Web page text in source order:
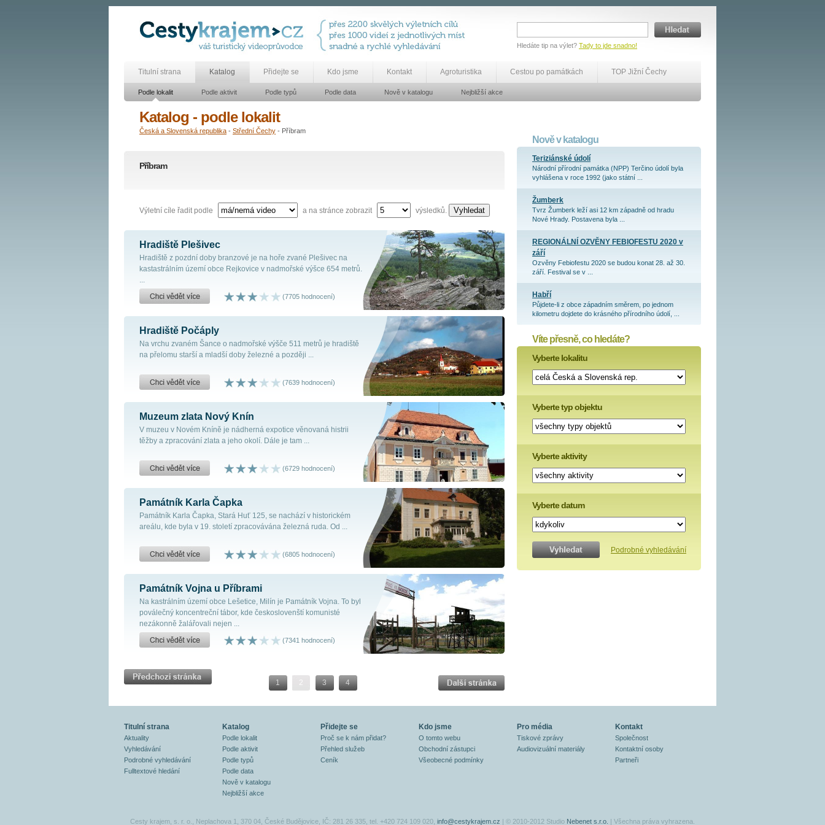
Hledáte tip na výlet? Tady to jde snadno!
Titulní strana Katalog Přidejte se Kdo jsme Kontakt Agroturistika Cestou po památkách TOP Jižní Čechy
Podle lokalit Podle aktivit Podle typů Podle data Nově v katalogu Nejbližší akce
Katalog - podle lokalit
Česká a Slovenská republika - Střední Čechy - Příbram
Příbram
Výletní cíle řadit podle a na stránce zobrazit výsledků. Vyhledat
Hradiště Plešivec
Hradiště z pozdní doby branzové je na hoře zvané Plešivec na
kastastrálním území obce Rejkovice v nadmořské výšce 654 metrů.
...
(7705 hodnocení)
Hradiště Počáply
Na vrchu zvaném Šance o nadmořské výšče 511 metrů je hradiště
na přelomu starší a mladší doby železné a později ...
(7639 hodnocení)
Muzeum zlata Nový Knín
V muzeu v Novém Kníně je nádherná expotice věnovaná histrii
těžby a zpracování zlata a jeho okolí. Dále je tam ...
(6729 hodnocení)
Památník Karla Čapka
Památník Karla Čapka, Stará Huť 125, se nachází v historickém
areálu, kde byla v 19. století zpracovávána železná ruda. Od ...
(6805 hodnocení)
Památník Vojna u Příbrami
Na kastrálním území obce Lešetice, Milín je Památník Vojna. To byl
poválečný koncentreční tábor, kde českoslovenští komunisté
nezákonně žalářovali nejen ...
(7341 hodnocení)
1 2 3 4
Nově v katalogu
Teriziánské údolí
Národní přírodní památka (NPP) Terčino údolí byla
vyhlášena v roce 1992 (jako státní ...
Žumberk
Tvrz Žumberk leží asi 12 km západně od hradu
Nové Hrady. Postavena byla ...
REGIONÁLNÍ OZVĚNY FEBIOFESTU 2020 v
září
Ozvěny Febiofestu 2020 se budou konat 28. až 30.
září. Festival se v ...
Habří
Půjdete-li z obce západním směrem, po jednom
kilometru dojdete do krásného přírodního údolí, ...
Víte přesně, co hledáte?
Vyberte lokalitu
Vyberte typ objektu
Vyberte aktivity
Vyberte datum
Podrobné vyhledávání
Titulní strana
Aktuality
Vyhledávání
Podrobné vyhledávání
Fulltextové hledání
Katalog
Podle lokalit
Podle aktivit
Podle typů
Podle data
Nově v katalogu
Nejbližší akce
Přidejte se
Proč se k nám přidat?
Přehled služeb
Ceník
Kdo jsme
O tomto webu
Obchodní zástupci
Všeobecné podmínky
Pro média
Tiskové zprávy
Audiovizuální materiály
Kontakt
Společnost
Kontaktní osoby
Partneři
Cesty krajem, s. r. o., Neplachova 1, 370 04, České Budějovice, IČ: 281 26 335, tel. +420 724 109 020, info@cestykrajem.cz | © 2010-2012 Studio Nebenet s.r.o. | Všechna práva vyhrazena.